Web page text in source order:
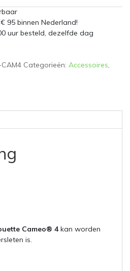
95 binnen Nederland!
uur besteld, dezelfde dag
Categorieën: Accessoires,
Cameo® 4kan worden
is.